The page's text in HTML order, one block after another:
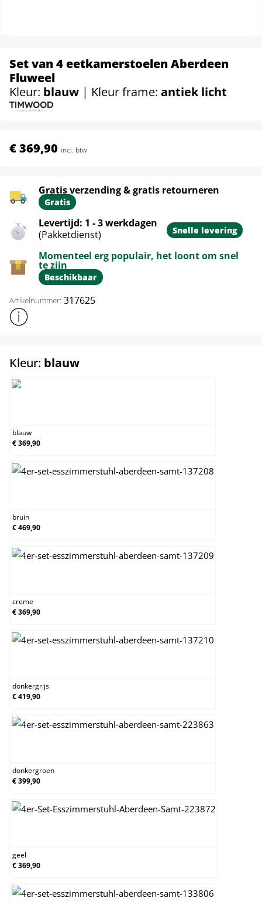
Set van 4 eetkamerstoelen Aberdeen
Fluweel
Kleur: blauw | Kleur frame: antiek licht
€ 369,90 incl. btw
Gratis verzending & gratis retourneren
Gratis
Levertijd: 1 - 3 werkdagen
(Pakketdienst)
Snelle levering
Momenteel erg populair, het loont om snel
te zijn
Beschikbaar
Artikelnummer: 317625
Toon meer productinformatie
Kleur: blauwselect
blauw
€ 369,90
bruin
€ 469,90
creme
€ 369,90
donkergrijs
€ 419,90
donkergroen
€ 399,90
geel
€ 369,90